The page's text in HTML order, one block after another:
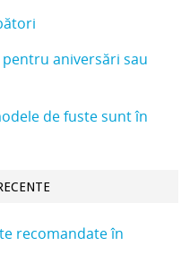
aniversări sau
de fuste sunt în
recomandate în